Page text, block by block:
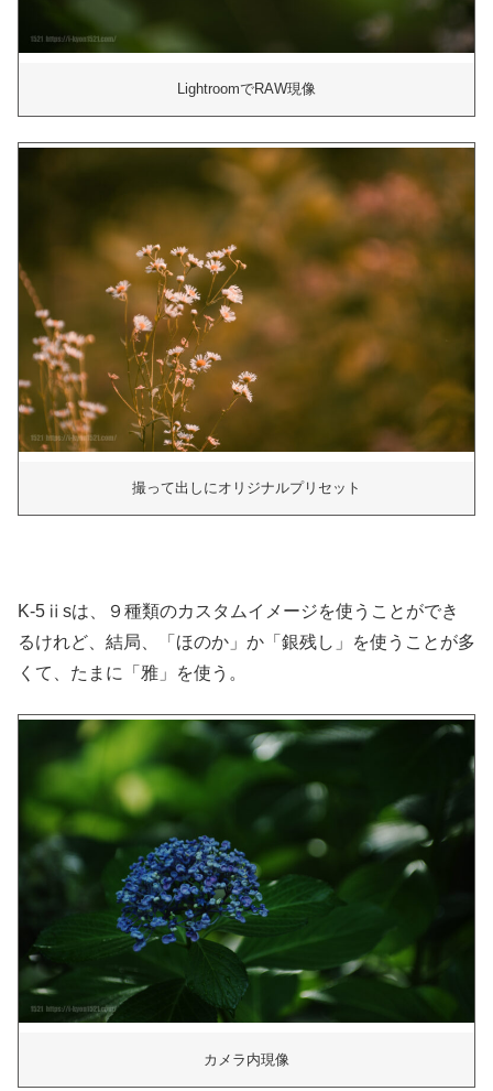
LightroomでRAW現像
撮って出しにオリジナルプリセット
K-5ⅱsは、９種類のカスタムイメージを使うことができ
るけれど、結局、「ほのか」か「銀残し」を使うことが多
くて、たまに「雅」を使う。
カメラ内現像